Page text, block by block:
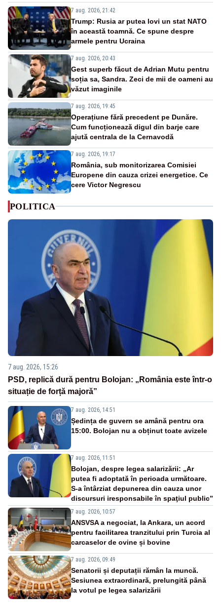
7 aug. 2026, 21:42
Trump: Rusia ar putea lovi un stat NATO
în această toamnă. Ce spune despre
armele pentru Ucraina
7 aug. 2026, 20:43
Gest superb făcut de Adrian Mutu pentru
soția sa, Sandra. Zeci de mii de oameni au
văzut imaginile
7 aug. 2026, 19:45
Operațiune fără precedent pe Dunăre.
Cum funcționează digul din barje care
ajută centrala de la Cernavodă
7 aug. 2026, 19:17
România, sub monitorizarea Comisiei
Europene din cauza crizei energetice. Ce
cere Victor Negrescu
POLITICA
7 aug. 2026, 15:26
PSD, replică dură pentru Bolojan: „România este într-o
situație de forță majoră”
7 aug. 2026, 14:51
Ședința de guvern se amână pentru ora
15:00. Bolojan nu a obținut toate avizele
7 aug. 2026, 11:51
Bolojan, despre legea salarizării: „Ar
putea fi adoptată în perioada următoare.
S-a întârziat depunerea din cauza unor
discursuri iresponsabile în spaţiul public”
7 aug. 2026, 10:57
ANSVSA a negociat, la Ankara, un acord
pentru facilitarea tranzitului prin Turcia al
carcaselor de ovine și bovine
7 aug. 2026, 09:49
Senatorii și deputații rămân la muncă.
Sesiunea extraordinară, prelungită până
la votul pe legea salarizării